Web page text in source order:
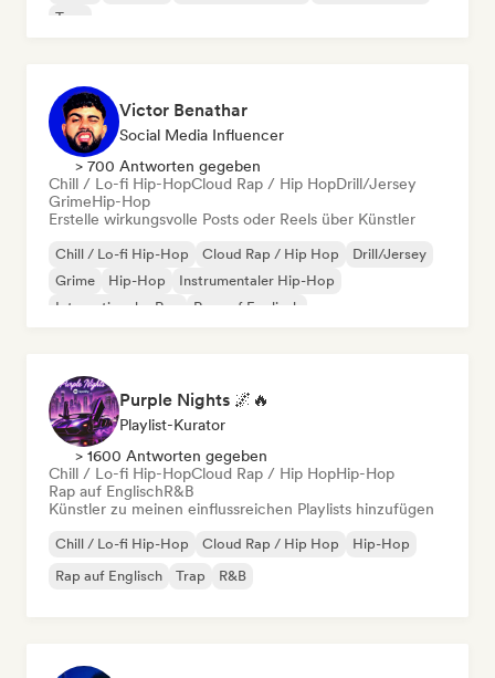
Trap
Victor Benathar
Social Media Influencer
> 700 Antworten gegeben
Chill / Lo-fi Hip-HopCloud Rap / Hip HopDrill/Jersey
GrimeHip-Hop
Erstelle wirkungsvolle Posts oder Reels über Künstler
Chill / Lo-fi Hip-Hop Cloud Rap / Hip Hop
Drill/Jersey
Grime
Hip-Hop
Instrumentaler Hip-Hop
Internationaler Rap
Rap auf Englisch
Purple Nights 🌌🔥
Playlist-Kurator
> 1600 Antworten gegeben
Chill / Lo-fi Hip-HopCloud Rap / Hip HopHip-Hop
Rap auf EnglischR&B
Künstler zu meinen einflussreichen Playlists hinzufügen
Chill / Lo-fi Hip-Hop Cloud Rap / Hip Hop
Hip-Hop
Rap auf Englisch
Trap R&B